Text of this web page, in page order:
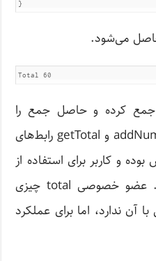
}
می‌شود.
جمع کرده و حاصل جمع را
برمی‌گرداند. اعضای عمومی، addNum و getTotal رابط‌های
و کاربر برای استفاده از
کلاس باید با آنها آشنا شود. عضو خصوصی total چیزی
آن ندارد، اما برای عملکرد